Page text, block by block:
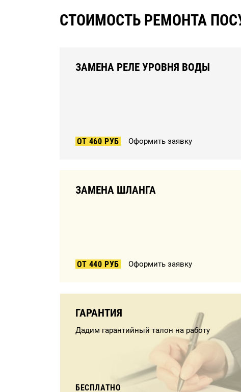
СТОИМОСТЬ РЕМОНТА
ЗАМЕНА РЕЛЕ УРОВНЯ ВОДЫ
ОТ 460 РУБ Оформить заявку
ЗАМЕНА ШЛАНГА
ОТ 440 РУБ Оформить заявку
ГАРАНТИЯ
Дадим гарантийный талон на работу
БЕСПЛАТНО